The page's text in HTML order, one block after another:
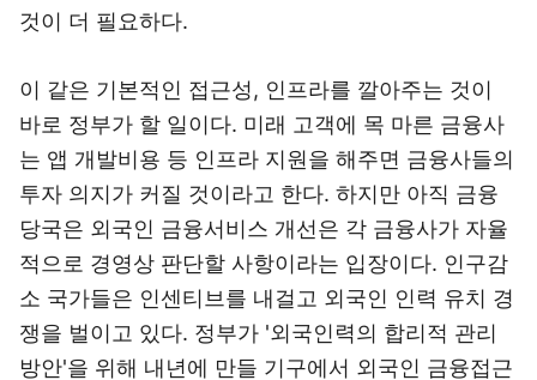
것이 더 필요하다.
이 같은 기본적인 접근성, 인프라를 깔아주는 것이
바로 정부가 할 일이다. 미래 고객에 목 마른 금융사
는 앱 개발비용 등 인프라 지원을 해주면 금융사들의
투자 의지가 커질 것이라고 한다. 하지만 아직 금융
당국은 외국인 금융서비스 개선은 각 금융사가 자율
적으로 경영상 판단할 사항이라는 입장이다. 인구감
소 국가들은 인센티브를 내걸고 외국인 인력 유치 경
쟁을 벌이고 있다. 정부가 '외국인력의 합리적 관리
방안'을 위해 내년에 만들 기구에서 외국인 금융접근